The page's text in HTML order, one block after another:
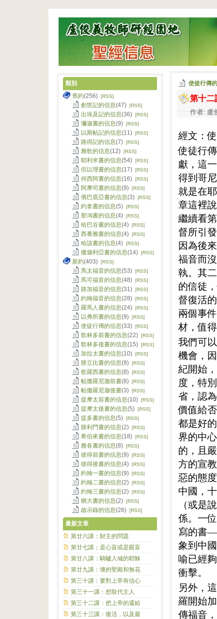
使徒行傳
第十
作者: 盧
經文：
使徒行
獻，這
得到哥
就是在
章這裡
繼續看
督所引
因為後
福音而
執。 其
的信徒
督復活
兩個事
材，值
我們可
機會，
紀開始
度，特
省，認
價值給
都是好
界的中
的，且
方的宣
惡的態
中國，
（或是
係。一
寫的書
象到中
喻已經
衝擊。
另外，
羅開始
傳福音
類別
舊約(256) [RSS]
創世記的信息(47) [RSS]
出埃及記的信息(36) [RSS]
彌迦書的信息(9) [RSS]
以斯帖記的信息(11) [RSS]
路得記的信息(7) [RSS]
雅歌的信息(12) [RSS]
耶利米書的信息(54) [RSS]
但以理書的信息(17) [RSS]
何西阿書的信息(16) [RSS]
阿摩司書的信息(9) [RSS]
俄巴底亞書的信息(3) [RSS]
約拿書的信息(5) [RSS]
那鴻書的信息(4) [RSS]
哈巴谷書的信息(4) [RSS]
西番雅書的信息(4) [RSS]
哈該書的信息(4) [RSS]
撒迦利亞書的信息(14) [RSS]
新約(403) [RSS]
馬太福音的信息(53) [RSS]
馬可福音的信息(48) [RSS]
路加福音的信息(31) [RSS]
約翰福音的信息(28) [RSS]
羅馬人書的信息(24) [RSS]
以弗所書的信息(9) [RSS]
使徒行傳的信息(33) [RSS]
歌林多前書的信息(22) [RSS]
歌林多後書的信息(15) [RSS]
加拉太書的信息(10) [RSS]
腓立比書的信息(9) [RSS]
歌羅西書的信息(8) [RSS]
帖撒羅尼迦前書(8) [RSS]
帖撒羅尼迦後書(3) [RSS]
提摩太前書的信息(10) [RSS]
提摩太後書的信息(5) [RSS]
提多書的信息(5) [RSS]
腓利門書的信息(2) [RSS]
希伯來書的信息(18) [RSS]
雅各書的信息(8) [RSS]
彼得前書的信息(9) [RSS]
彼得後書的信息(4) [RSS]
約翰一書的信息(9) [RSS]
約翰二書的信息(2) [RSS]
約翰三書的信息(2) [RSS]
猶大書的信息(2) [RSS]
啟示錄的信息(26) [RSS]
最新文章
第廿六講：財主的問題
第廿七講；是心盲或是眼盲
第廿八講：騎驢入城的耶穌
第廿九講：壞的聖殿和無花
第三十講：要對上帝有信心
第三十一講：想取代主人
第三十二講：把上帝的還給
第三十三講：復活，以及最